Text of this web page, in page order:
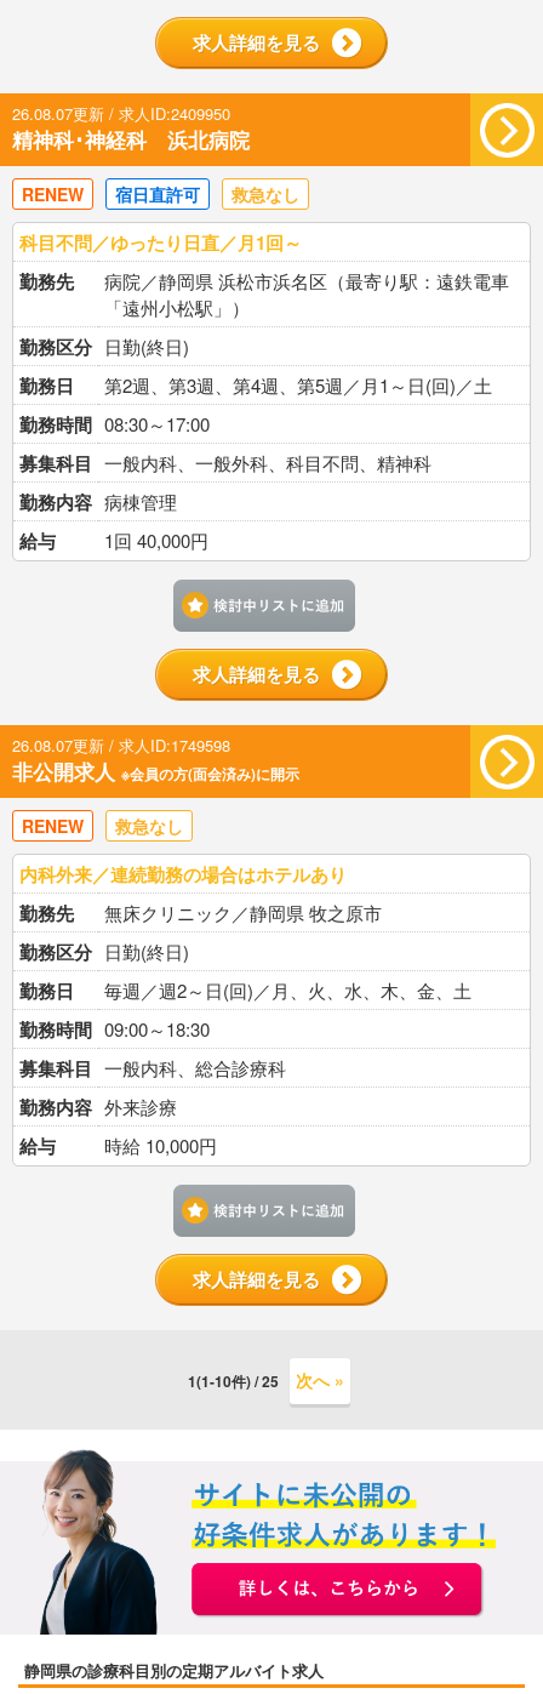
求人詳細を見る
26.08.07更新 / 求人ID:2409950
精神科･神経科 浜北病院
RENEW 宿日直許可 救急なし
科目不問／ゆったり日直／月1回～
勤務先
病院／静岡県 浜松市浜名区（最寄り駅：遠鉄電車
「遠州小松駅」）
勤務区分 日勤(終日)
勤務日 第2週、第3週、第4週、第5週／月1～日(回)／土
勤務時間 08:30～17:00
募集科目 一般内科、一般外科、科目不問、精神科
勤務内容 病棟管理
給与 1回 40,000円
求人詳細を見る
26.08.07更新 / 求人ID:1749598
非公開求人 ※会員の方(面会済み)に開示
RENEW 救急なし
内科外来／連続勤務の場合はホテルあり
勤務先
無床クリニック／静岡県 牧之原市
勤務区分 日勤(終日)
勤務日 毎週／週2～日(回)／月、火、水、木、金、土
勤務時間 09:00～18:30
募集科目 一般内科、総合診療科
勤務内容 外来診療
給与 時給 10,000円
求人詳細を見る
1(1-10件) / 25 次へ »
静岡県の診療科目別の定期アルバイト求人